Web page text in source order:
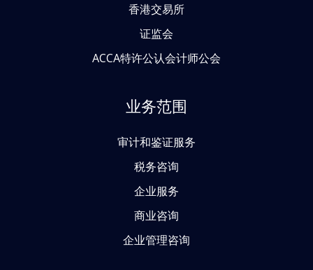
香港交易所
证监会
ACCA特许公认会计师公会
业务范围
审计和鉴证服务
税务咨询
企业服务
商业咨询
企业管理咨询